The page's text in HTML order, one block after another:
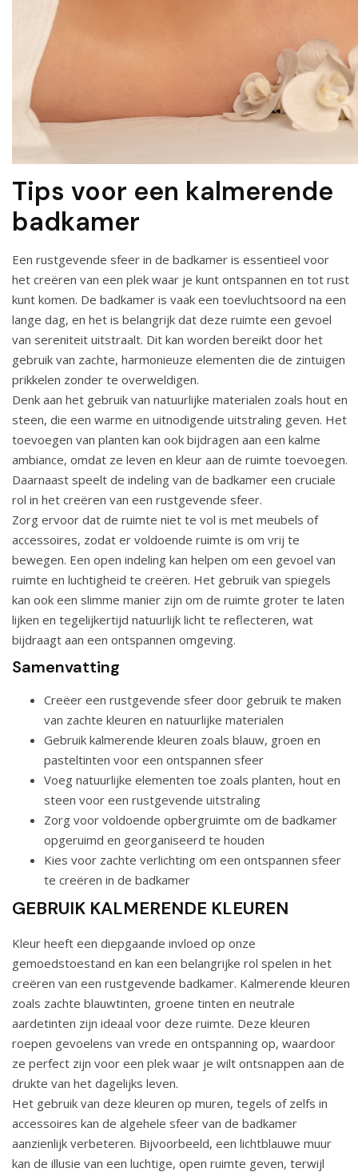
Tips voor een kalmerende
badkamer
Een rustgevende sfeer in de badkamer is essentieel voor
het creëren van een plek waar je kunt ontspannen en tot rust
kunt komen. De badkamer is vaak een toevluchtsoord na een
lange dag, en het is belangrijk dat deze ruimte een gevoel
van sereniteit uitstraalt. Dit kan worden bereikt door het
gebruik van zachte, harmonieuze elementen die de zintuigen
prikkelen zonder te overweldigen.
Denk aan het gebruik van natuurlijke materialen zoals hout en
steen, die een warme en uitnodigende uitstraling geven. Het
toevoegen van planten kan ook bijdragen aan een kalme
ambiance, omdat ze leven en kleur aan de ruimte toevoegen.
Daarnaast speelt de indeling van de badkamer een cruciale
rol in het creëren van een rustgevende sfeer.
Zorg ervoor dat de ruimte niet te vol is met meubels of
accessoires, zodat er voldoende ruimte is om vrij te
bewegen. Een open indeling kan helpen om een gevoel van
ruimte en luchtigheid te creëren. Het gebruik van spiegels
kan ook een slimme manier zijn om de ruimte groter te laten
lijken en tegelijkertijd natuurlijk licht te reflecteren, wat
bijdraagt aan een ontspannen omgeving.
Samenvatting
Creëer een rustgevende sfeer door gebruik te maken
van zachte kleuren en natuurlijke materialen
Gebruik kalmerende kleuren zoals blauw, groen en
pasteltinten voor een ontspannen sfeer
Voeg natuurlijke elementen toe zoals planten, hout en
steen voor een rustgevende uitstraling
Zorg voor voldoende opbergruimte om de badkamer
opgeruimd en georganiseerd te houden
Kies voor zachte verlichting om een ontspannen sfeer
te creëren in de badkamer
GEBRUIK KALMERENDE KLEUREN
Kleur heeft een diepgaande invloed op onze
gemoedstoestand en kan een belangrijke rol spelen in het
creëren van een rustgevende badkamer. Kalmerende kleuren
zoals zachte blauwtinten, groene tinten en neutrale
aardetinten zijn ideaal voor deze ruimte. Deze kleuren
roepen gevoelens van vrede en ontspanning op, waardoor
ze perfect zijn voor een plek waar je wilt ontsnappen aan de
drukte van het dagelijks leven.
Het gebruik van deze kleuren op muren, tegels of zelfs in
accessoires kan de algehele sfeer van de badkamer
aanzienlijk verbeteren. Bijvoorbeeld, een lichtblauwe muur
kan de illusie van een luchtige, open ruimte geven, terwijl